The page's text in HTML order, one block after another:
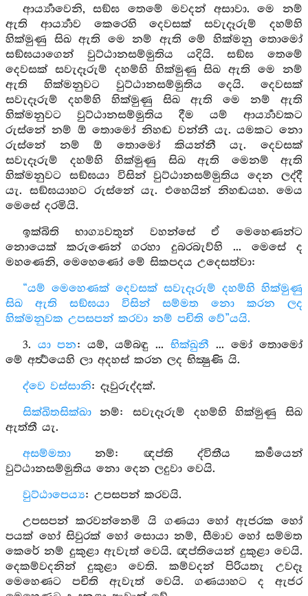
ආර්‍ය්‍යාවෙනි, සඞ්ඝ තෙමේ මවදන් අසාවා. මෙ නම්
ඇති ආර්‍ය්‍යාව කෙරෙහි දෙවසක් සවැදෑරුම් දහම්හි
හික්මුණු සිඛ ඇති මෙ නම් ඇති මේ හික්මනු තොමෝ
සඞ්ඝයාගෙන් වුට්ඨානසම්මුතිය යදියි. සඞ්ඝ තෙමේ
දෙවසක් සවැදෑරුම් දහම්හි හික්මුණු සිඛ ඇති මෙ නම්
ඇති හික්මනුවට වුට්ඨානසම්මුතිය දෙයි. දෙවසක්
සවැදෑරුම් දහම්හි හික්මුණු සිඛ ඇති මෙ නම් ඇති
හික්මනුවට වුට්ඨානසම්මුතිය දීම යම් ආර්‍ය්‍යාවකට
රුස්නේ නම් ඕ තොමෝ නිහඬ වන්නී යැ. යමකට නො
රුස්නේ නම් ඕ තොමෝ කියන්නී යැ. දෙවසක්
සවැදෑරුම් දහම්හි හික්මුණු සිඛ ඇති මෙනම් ඇති
හික්මනුවට සඞ්ඝයා විසින් වුට්ඨානසම්මුතිය දෙන ලද්දී
යැ. සඞ්ඝයාහට රුස්නේ යැ. එහෙයින් නිහඬයහ. මෙය
මෙසේ දරමියි.
ඉක්බිති භාග්‍යවතුන් වහන්සේ ඒ මෙහෙණන්ට
නොයෙක් කරුණෙන් ගරහා දුබරබැව්හි ... මෙසේ ද
මහණෙනි, මෙහෙණෝ මේ සිකපදය උදෙසත්වා:
“යම් මෙහෙණක් දෙවසක් සවැදෑරුම් දහම්හි හික්මුණු
සිඛ ඇති සඞ්ඝයා විසින් සම්මත නො කරන ලද
හික්මනුවක උපසපන් කරවා නම් පචිති වේ”යයි.
3. යා පන: යම්, යම්බඳු ...භික්ඛුනී ... මෝ තොමෝ
මේ අර්‍ත්‍ථයෙහි ලා අදහස් කරන ලද භික්‍ෂුණි යි.
ද්වෙ වස්සානි: දෑවුරුද්දක්.
සික්ඛිතසික්ඛානම්: සවැදෑරුම් දහම්හි හික්මුණු සිඛ
ඇත්තී යැ.
අසම්මතානම්: ඥප්ති ද්විතීය කර්‍මයෙන්
වුට්ඨානසම්මුතිය නො දෙන ලදුවා වෙයි.
වුට්ඨාපෙය්‍ය: උපසපන් කරවයි.
උපසපන් කරවන්නෙමි යි ගණයා හෝ ඇජරක හෝ
පයක් හෝ සිවුරක් හෝ සොයා නම්, සීමාව හෝ සම්මත
කෙරේ නම් දුකුළා ඇවැත් වෙයි. ඥප්තියෙන් දුකුළා වෙයි.
දෙකම්වදනින් දුකුළා වෙති. කම්වදන් පිරියතැ උවදෑ
මෙහෙණට පචිති ඇවැත් වෙයි. ගණයාහට ද ඇජර